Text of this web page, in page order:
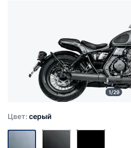
1/29
Цвет: серый